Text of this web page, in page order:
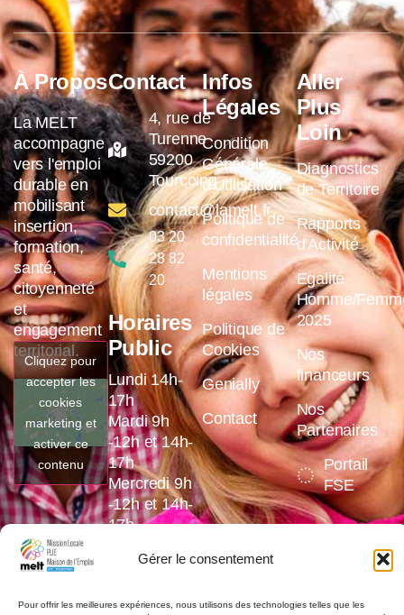
Gérer le consentement
Pour offrir les meilleures expériences, nous utilisons des technologies telles que les
À Propos
La MELT
accompagne
vers l'emploi
durable en
mobilisant
insertion,
formation,
santé,
citoyenneté
et
engagement
territorial.
Cliquez pour
accepter les
cookies
marketing et
activer ce
contenu
Contact
4, rue de
Turenne
59200
Tourcoing
contact@lamelt.fr
03 20
28 82
20
Horaires
Public
Lundi 14h-
17h
Mardi 9h
-12h et 14h-
17h
Mercredi 9h
-12h et 14h-
17h
-12h et 14h-
Vendredi 9h
Infos
Légales
Condition
Générale
d'Utilisation
Politique de
confidentialité
Mentions
légales
Politique de
Cookies
Genially
Contact
Aller
Plus
Loin
Diagnostics
de Territoire
Rapports
d'Activité
Egalité
Homme/
2025
Nos
financeurs
Nos
Partenaires
Portail
FSE